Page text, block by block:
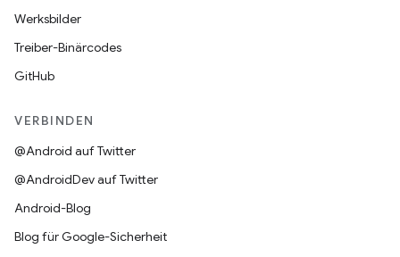
Werksbilder
Treiber-Binärcodes
GitHub
VERBINDEN
@Android auf Twitter
@AndroidDev auf Twitter
Android-Blog
Blog für Google-Sicherheit